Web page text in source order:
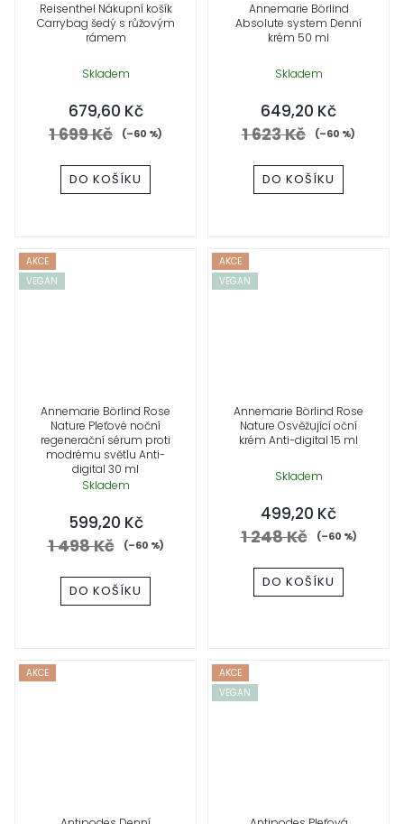
Reisenthel Nákupní košík
Carrybag šedý s růžovým
rámem
Skladem
679,60 Kč
1 699 Kč (–60 %)
DO KOŠÍKU
Annemarie Börlind
Absolute system Denní
krém 50 ml
Skladem
649,20 Kč
1 623 Kč (–60 %)
DO KOŠÍKU
AKCE
VEGAN
Annemarie Börlind Rose
Nature Pleťové noční
regenerační sérum proti
modrému světlu Anti-
digital 30 ml
Skladem
599,20 Kč
1 498 Kč (–60 %)
DO KOŠÍKU
AKCE
VEGAN
Annemarie Börlind Rose
Nature Osvěžující oční
krém Anti-digital 15 ml
Skladem
499,20 Kč
1 248 Kč (–60 %)
DO KOŠÍKU
AKCE
AKCE
VEGAN